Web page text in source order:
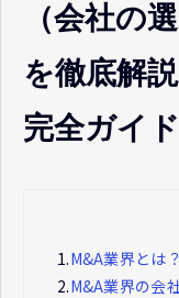
（会社の
を徹底解
完全ガイド
1.M&A業界とは
2.M&A業界の会